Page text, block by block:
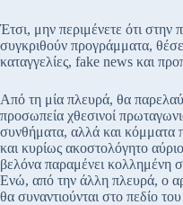
Έτσι, μην περιμένετε ότι στην
συγκριθούν προγράμματα,
καταγγελίες, fake news και
Από τη μία πλευρά, θα
προσωπεία χθεσινοί
συνθήματα, αλλά και κόμματα
και κυρίως ακοστολόγητο
βελόνα παραμένει κολλημένη
Ενώ, από την άλλη πλευρά, ο
θα συναντιούνται στο πεδίο